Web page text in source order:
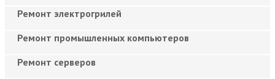
Ремонт электрогрилей
Ремонт промышленных компьютеров
Ремонт серверов